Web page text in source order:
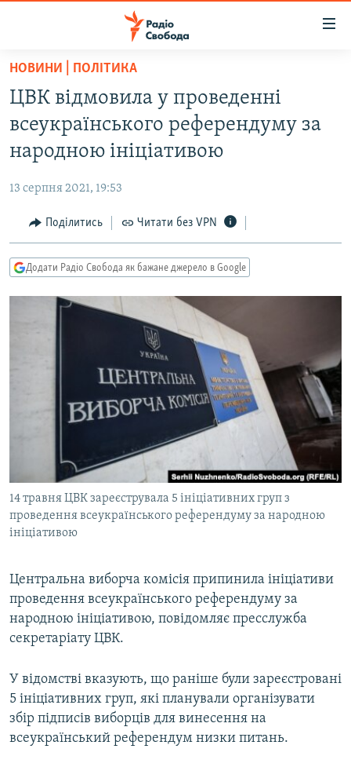
Перейти
основного
матеріалу
Перейти
до
основної
навігації
Перейти
до
пошуку
ВСЕ ЗА ДОБУ
СТАТТІ
ЕКОНОМІКА
СУСПІЛЬСТВО
УКРАЇНА
РОСІЙСЬКА «ФІЛЬТРАЦІЯ»
ДОНБАС.РЕАЛІЇ
ТИ ЯК?
КИТАЙ.ВИКЛИКИ
МУЛЬТИМЕДІА
СПЕЦПРОЄКТИ
КРИМ РЕАЛІЇ
РУС
УКР
КТАТ
Усі сайти RFE/RL
НОВИНИ | ПОЛІТИКА
ЦВК відмовила у проведенні
всеукраїнського референдуму за
народною ініціативою
13 серпня 2021, 19:53
Поділитись Читати без VPN
Додати Радіо Свобода як бажане джерело в Google
14 травня ЦВК зареєструвала 5 ініціативних груп з
проведення всеукраїнського референдуму за народною
ініціативою
Центральна виборча комісія припинила ініціативи
проведення всеукраїнського референдуму за
народною ініціативою, повідомляє пресслужба
секретаріату ЦВК.
У відомстві вказують, що раніше були зареєстровані
5 ініціативних груп, які планували організувати
збір підписів виборців для винесення на
всеукраїнський референдум низки питань.